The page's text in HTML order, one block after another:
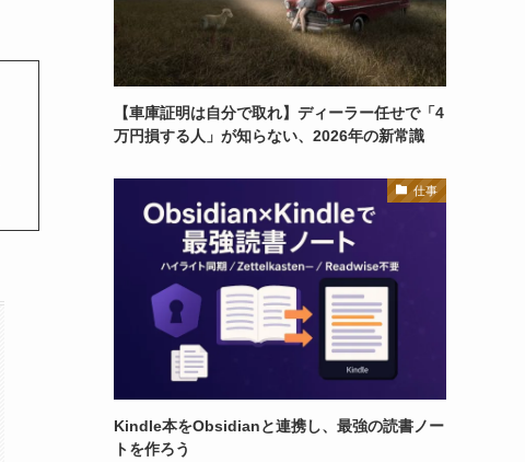
【車庫証明は自分で取れ】ディーラー任せで「4
万円損する人」が知らない、2026年の新常識
仕事
Kindle本をObsidianと連携し、最強の読書ノー
トを作ろう